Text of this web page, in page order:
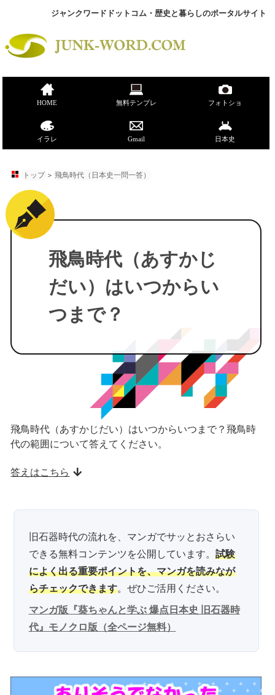
ジャンクワードドットコム・歴史と暮らしのポータルサイト
HOME 無料テンプレ フォトショ
イラレ Gmail 日本史
トップ ＞ 飛鳥時代（日本史一問一答）
飛鳥時代（あすかじ
だい）はいつからい
つまで？
飛鳥時代（あすかじだい）はいつからいつまで？飛鳥時
代の範囲について答えてください。
答えはこちら
旧石器時代の流れを、マンガでサッとおさらい
できる無料コンテンツを公開しています。 試験
によく出る重要ポイントを、マンガを読みなが
らチェックできます。ぜひご活用ください。
マンガ版『葵ちゃんと学ぶ 爆点日本史 旧石器時
代』モノクロ版（全ページ無料）